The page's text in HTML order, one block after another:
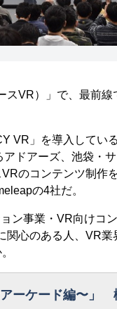
VR）」で、最前線
VR」を導入してい
ドアーズ、池袋・
のコンテンツ制作
の4社だ。
ン事業・VR向けコ
関心のある人、VR業
アーケード編〜」